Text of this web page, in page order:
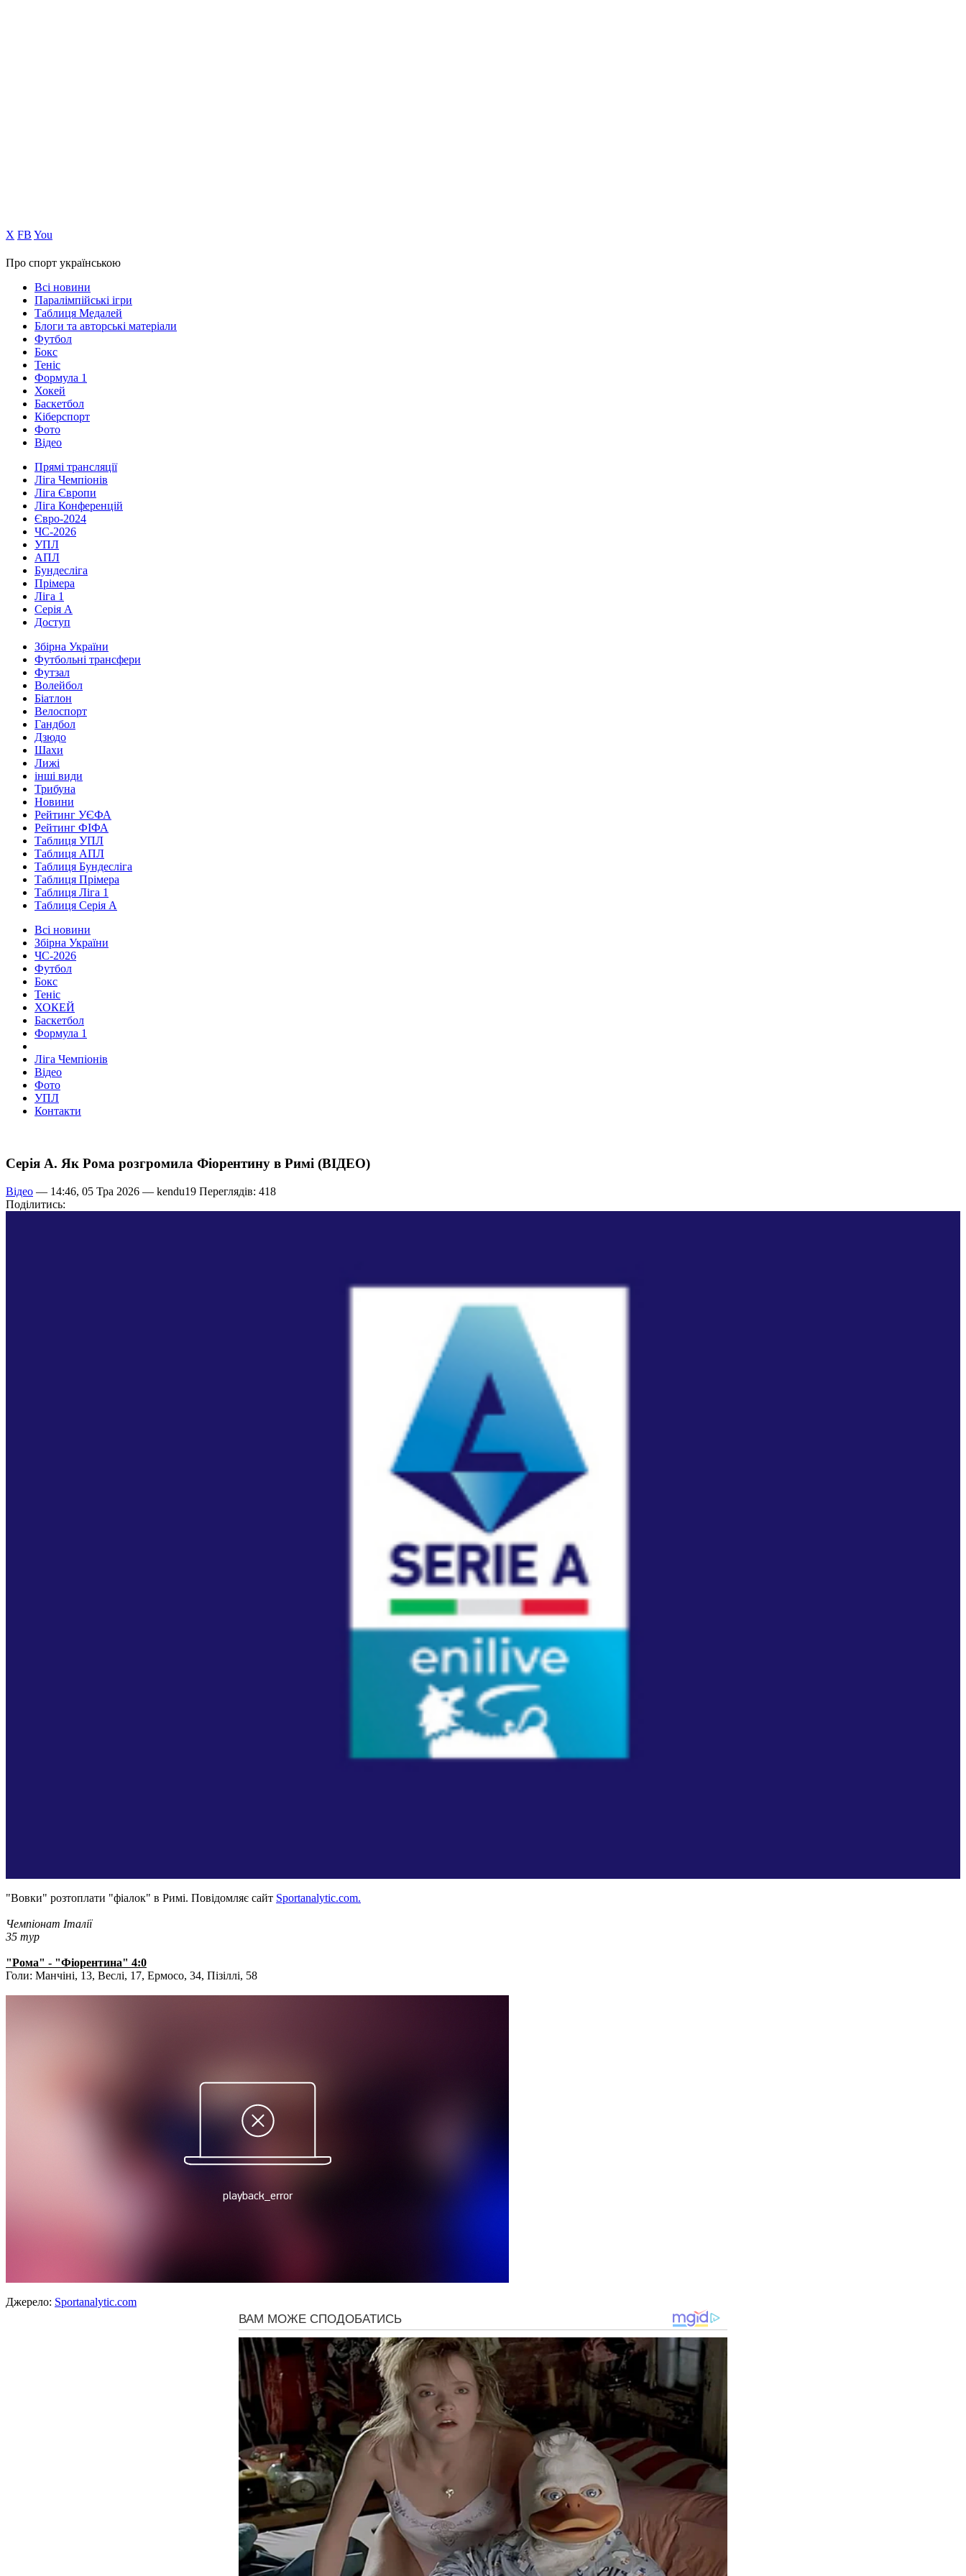
Х FB You
Про спорт українською
Всі новини
Паралімпійські ігри
Таблиця Медалей
Блоги та авторські матеріали
Футбол
Бокс
Теніс
Формула 1
Хокей
Баскетбол
Кіберспорт
Фото
Відео
Прямі трансляції
Ліга Чемпіонів
Ліга Європи
Ліга Конференцій
Євро-2024
ЧС-2026
УПЛ
АПЛ
Бундесліга
Прімера
Ліга 1
Серія А
Доступ
Збірна України
Футбольні трансфери
Футзал
Волейбол
Біатлон
Велоспорт
Гандбол
Дзюдо
Шахи
Лижі
інші види
Трибуна
Новини
Рейтинг УЄФА
Рейтинг ФІФА
Таблиця УПЛ
Таблиця АПЛ
Таблиця Бундесліга
Таблиця Прімера
Таблиця Ліга 1
Таблиця Серія А
Всі новини
Збірна України
ЧС-2026
Футбол
Бокс
Теніс
ХОКЕЙ
Баскетбол
Формула 1
Ліга Чемпіонів
Відео
Фото
УПЛ
Контакти
Серія А. Як Рома розгромила Фіорентину в Римі (ВІДЕО)
Відео — 14:46, 05 Тра 2026 — kendu19 Переглядів: 418
Поділитись:
"Вовки" розтоплати "фіалок" в Римі. Повідомляє сайт Sportanalytic.com.
Чемпіонат Італії
35 тур
"Рома" - "Фіорентина" 4:0
Голи: Манчіні, 13, Веслі, 17, Ермосо, 34, Пізіллі, 58
Джерело: Sportanalytic.com